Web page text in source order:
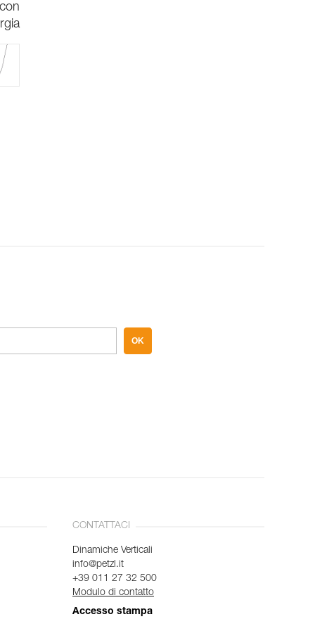
OK
CONTATTACI
Dinamiche Verticali
info@petzl.it
+39 011 27 32 500
Modulo di contatto
Accesso stampa